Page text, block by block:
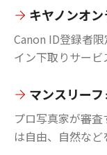
キヤノンオ
Canon ID登録者
イン下取りサービ
マンスリー
プロ写真家が審
は自由、自然など